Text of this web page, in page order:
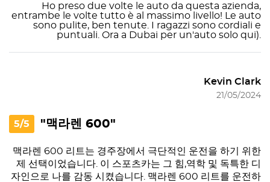
Ho preso due volte le auto da questa azienda,
entrambe le volte tutto è al massimo livello! Le auto
sono pulite, ben tenute. I ragazzi sono cordiali e
puntuali. Ora a Dubai per un'auto solo qui).
Kevin Clark
21/05/2024
5/5 "맥라렌 600"
맥라렌 600 리트는 경주장에서 극단적인 운전을 하기 위한
제 선택이었습니다. 이 스포츠카는 그 힘,역학 및 독특한 디
자인으로 나를 감동 시켰습니다. 맥라렌 600 리트를 운전하